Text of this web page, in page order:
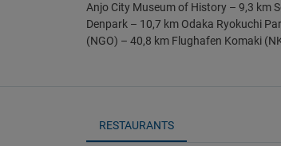
Anjo City Museum of History – 9,3 km
Denpark – 10,7 km Odaka Ryokuchi
(NGO) – 40,8 km Flughafen Komaki
RESTAURANTS